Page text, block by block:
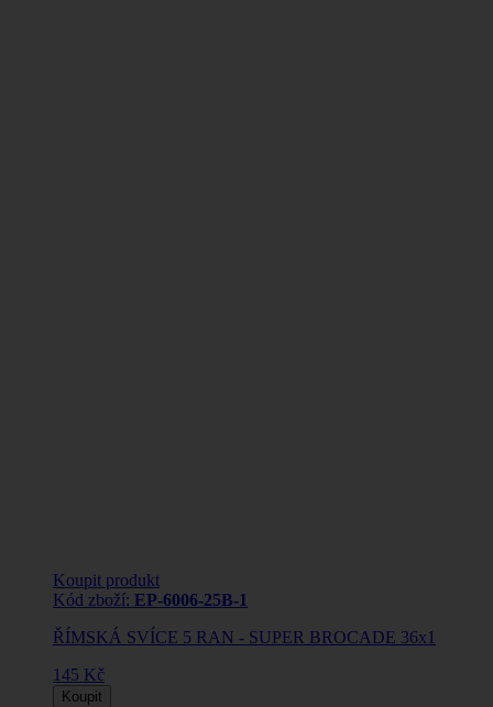
Koupit produkt
Kód zboží: EP-6006-25B-1
ŘÍMSKÁ SVÍCE 5 RAN - SUPER BROCADE 36x1
145 Kč
Koupit